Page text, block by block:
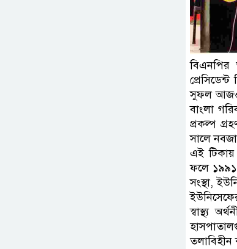
সুফল আজও
বাংলা
প্রকল্প
সালে
এই
ফলে ১৯৯১
সংস্থা,
স্বাস্থ্য
তলাবিহীন